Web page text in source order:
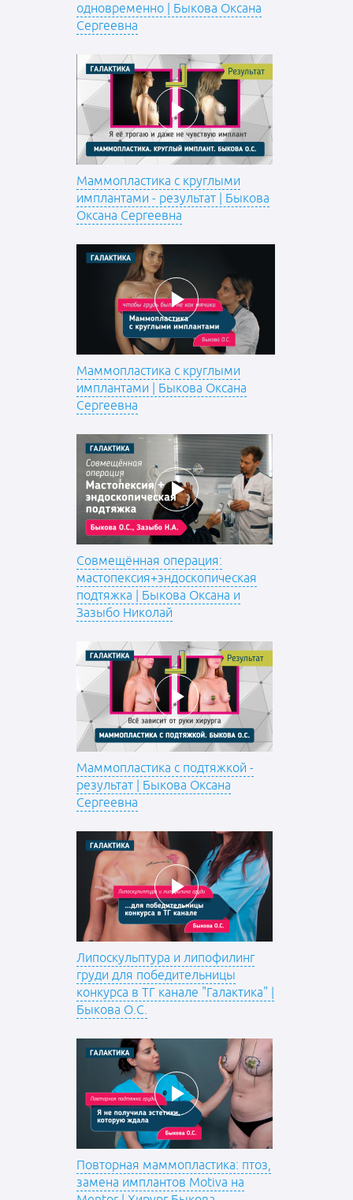
одновременно | Быкова Оксана
Сергеевна
Маммопластика с круглыми
имплантами - результат | Быкова
Оксана Сергеевна
Маммопластика с круглыми
имплантами | Быкова Оксана
Сергеевна
Совмещённая операция:
мастопексия+эндоскопическая
подтяжка | Быкова Оксана и
Зазыбо Николай
Маммопластика с подтяжкой -
результат | Быкова Оксана
Сергеевна
Липоскульптура и липофилинг
груди для победительницы
конкурса в ТГ канале "Галактика" |
Быкова О.С.
Повторная маммопластика: птоз,
замена имплантов Motiva на